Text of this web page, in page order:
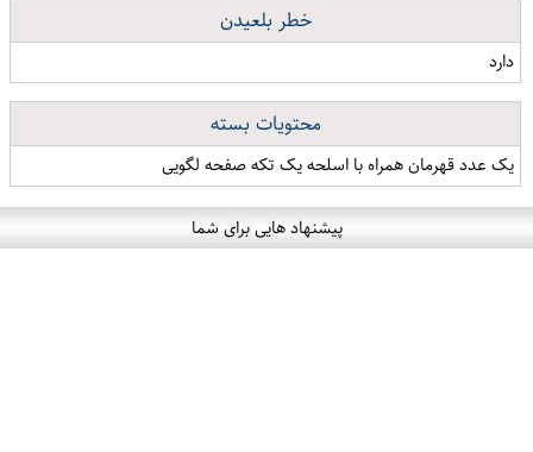
خطر بلعیدن
دارد
محتویات بسته
یک عدد قهرمان همراه با اسلحه یک تکه صفحه لگویی
پیشنهاد هایی برای شما